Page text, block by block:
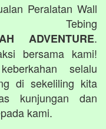
Peralatan Wall
Tebing
ADVENTURE.
bersama kami!
selalu
di sekeliling kita
kunjungan dan
kami.